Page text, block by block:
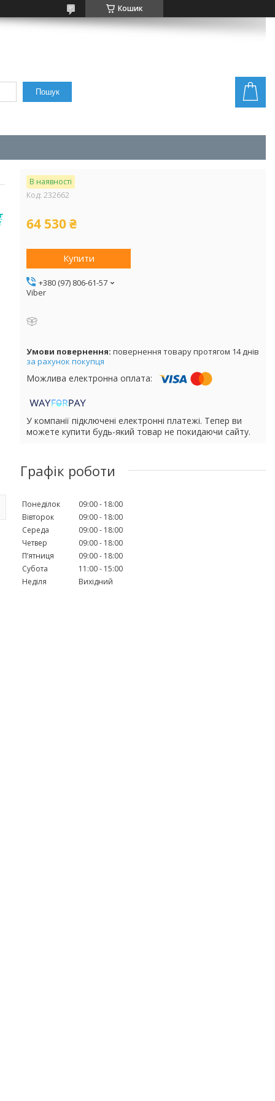
Кошик
Пошук
В наявності
Код: 232662
64 530 ₴
Купити
+380 (97) 806-61-57
Viber
повернення товару протягом 14 днів
за рахунок покупця
У компанії підключені електронні платежі. Тепер ви
можете купити будь-який товар не покидаючи сайту.
Графік роботи
Понеділок 09:00
18:00
Вівторок
09:00
18:00
Середа
09:00
18:00
Четвер
09:00
18:00
Пʼятниця
09:00
18:00
Субота
11:00
15:00
Неділя
Вихідний